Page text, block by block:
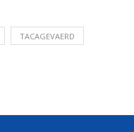
TACAGEVAERD